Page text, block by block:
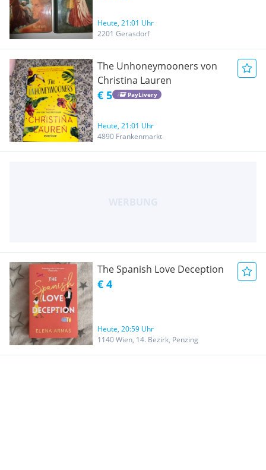
Heute, 21:01 Uhr
2201 Gerasdorf
The Unhoneymooners von
Christina Lauren
€ 5 PayLivery
Heute, 21:01 Uhr
4890 Frankenmarkt
The Spanish Love Deception
€ 4
Heute, 20:59 Uhr
1140 Wien, 14. Bezirk, Penzing